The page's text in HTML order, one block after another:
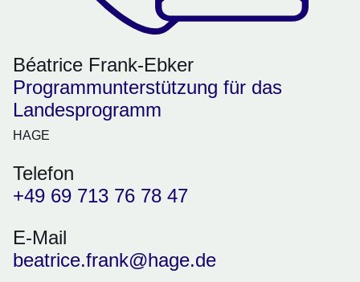
Béatrice Frank-Ebker
Programmunterstützung für das
Landesprogramm
HAGE
Telefon
+49 69 713 76 78 47
E-Mail
beatrice.frank@hage.de